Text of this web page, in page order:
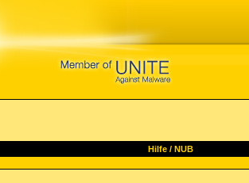
Hilfe/ NUB